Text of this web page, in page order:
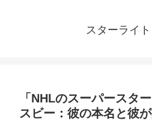
スターライ
「NHLのスーパースタ
スビー：彼の本名と彼